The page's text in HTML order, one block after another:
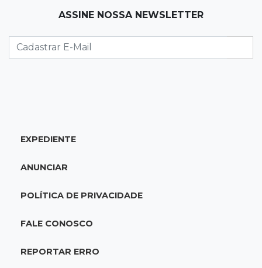
Domingo é dia de Festival do Sobá e feiras em
SÁBADO, 08 DE AGOSTO
21:43Futebol de MS
disputa com seis equipes
Motociclista morre atropelado por caminhão
ASSINE NOSSA NEWSLETTER
EXPEDIENTE
ANUNCIAR
POLÍTICA DE PRIVACIDADE
FALE CONOSCO
REPORTAR ERRO